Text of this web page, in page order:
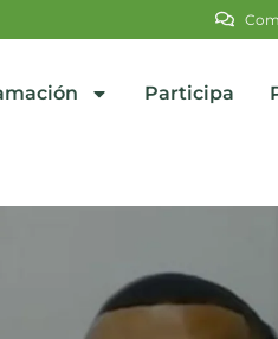
Participa